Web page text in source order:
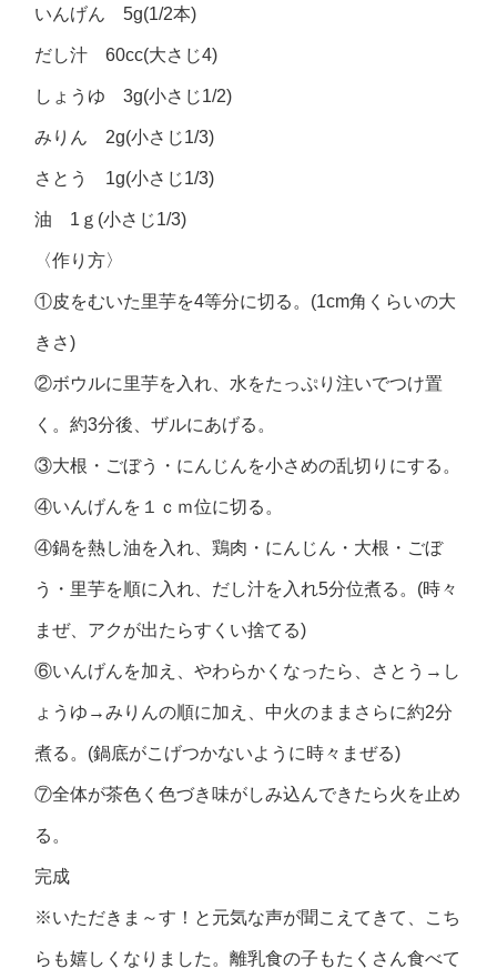
いんげん 5g(1/2本)
だし汁 60cc(大さじ4)
しょうゆ 3g(小さじ1/2)
みりん 2g(小さじ1/3)
さとう 1g(小さじ1/3)
油 1ｇ(小さじ1/3)
〈作り方〉
①皮をむいた里芋を4等分に切る。(1cm角くらいの大
きさ)
②ボウルに里芋を入れ、水をたっぷり注いでつけ置
く。約3分後、ザルにあげる。
③大根・ごぼう・にんじんを小さめの乱切りにする。
④いんげんを１ｃｍ位に切る。
④鍋を熱し油を入れ、鶏肉・にんじん・大根・ごぼ
う・里芋を順に入れ、だし汁を入れ5分位煮る。(時々
まぜ、アクが出たらすくい捨てる)
⑥いんげんを加え、やわらかくなったら、さとう→し
ょうゆ→みりんの順に加え、中火のままさらに約2分
煮る。(鍋底がこげつかないように時々まぜる)
⑦全体が茶色く色づき味がしみ込んできたら火を止め
る。
完成
※いただきま～す！と元気な声が聞こえてきて、こち
らも嬉しくなりました。離乳食の子もたくさん食べて